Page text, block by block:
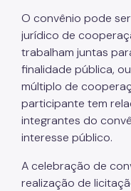
O convênio pode
jurídico de
trabalham juntas
finalidade pública,
múltiplo de
participante tem
integrantes do
interesse público.
A celebração de
realização de